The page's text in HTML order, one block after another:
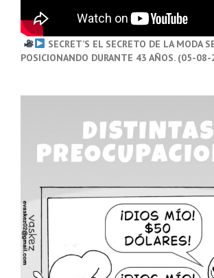
SECRET’S EL SECRETO DE LA MODA
POSICIONANDO DURANTE 43 AÑOS. (05-